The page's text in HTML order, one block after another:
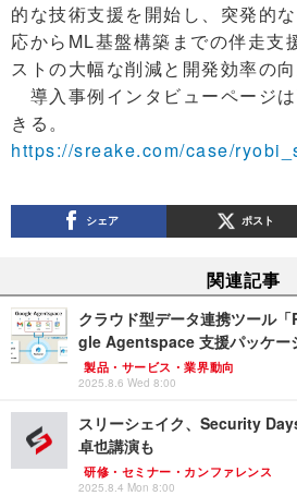
的な技術支援を開始し、突発的
応からML基盤構築までの伴走支
ストの大幅な削減と開発効率の
導入事例インタビューページ
きる。
https://sreake.com/case/
シェア ポスト
関連記事
クラウド型データ連携ツール
gle Agentspace 支援パッケー
製品・サービス・業界動向
2025.8.6 Wed 8:00
スリーシェイク、Security
卓也講演も
研修・セミナー・カンファレンス
2025.8.4 Mon 8:00